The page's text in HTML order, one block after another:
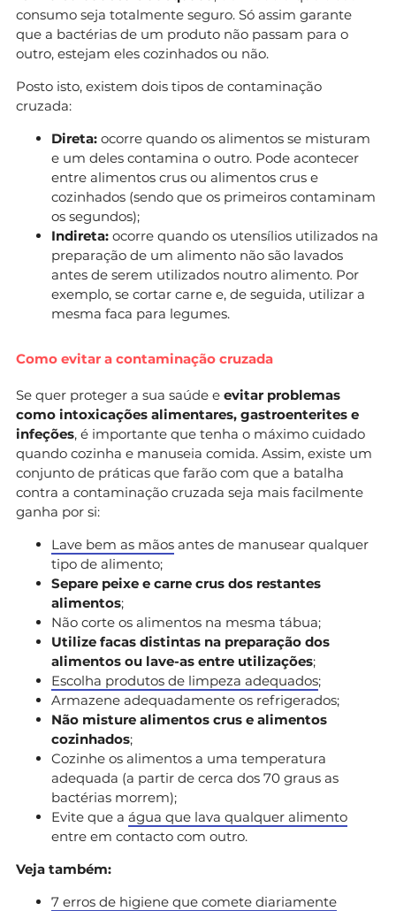
consumo seja totalmente seguro. Só assim garante
que a bactérias de um produto não passam para o
outro, estejam eles cozinhados ou não.
Posto isto, existem dois tipos de contaminação
cruzada:
Direta: ocorre quando os alimentos se misturam
e um deles contamina o outro. Pode acontecer
entre alimentos crus ou alimentos crus e
cozinhados (sendo que os primeiros contaminam
os segundos);
Indireta: ocorre quando os utensílios utilizados na
preparação de um alimento não são lavados
antes de serem utilizados noutro alimento. Por
exemplo, se cortar carne e, de seguida, utilizar a
mesma faca para legumes.
Como evitar a contaminação cruzada
Se quer proteger a sua saúde e evitar problemas
como intoxicações alimentares, gastroenterites e
infeções, é importante que tenha o máximo cuidado
quando cozinha e manuseia comida. Assim, existe um
conjunto de práticas que farão com que a batalha
contra a contaminação cruzada seja mais facilmente
ganha por si:
Lave bem as mãos antes de manusear qualquer
tipo de alimento;
Separe peixe e carne crus dos restantes
alimentos;
Não corte os alimentos na mesma tábua;
Utilize facas distintas na preparação dos
alimentos ou lave-as entre utilizações;
Escolha produtos de limpeza adequados;
Armazene adequadamente os refrigerados;
Não misture alimentos crus e alimentos
cozinhados;
Cozinhe os alimentos a uma temperatura
adequada (a partir de cerca dos 70 graus as
bactérias morrem);
Evite que a água que lava qualquer alimento
entre em contacto com outro.
Veja também:
7 erros de higiene que comete diariamente